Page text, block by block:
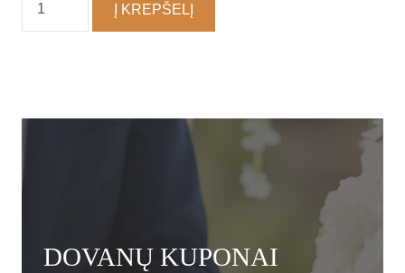
kiekis:
Apyrankė
Į KREPŠELĮ
DOVANŲ KUPONAI